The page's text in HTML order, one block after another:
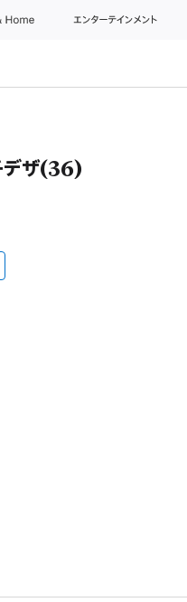
Home エンターテインメント
デザ(36)